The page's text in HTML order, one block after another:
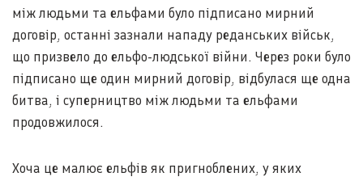
між людьми та ельфами було підписано мирний
договір, останні зазнали нападу реданських військ,
що призвело до ельфо-людської війни. Через роки було
підписано ще один мирний договір, відбулася ще одна
битва, і суперництво між людьми та ельфами
продовжилося.
Хоча це малює ельфів як пригноблених, у яких